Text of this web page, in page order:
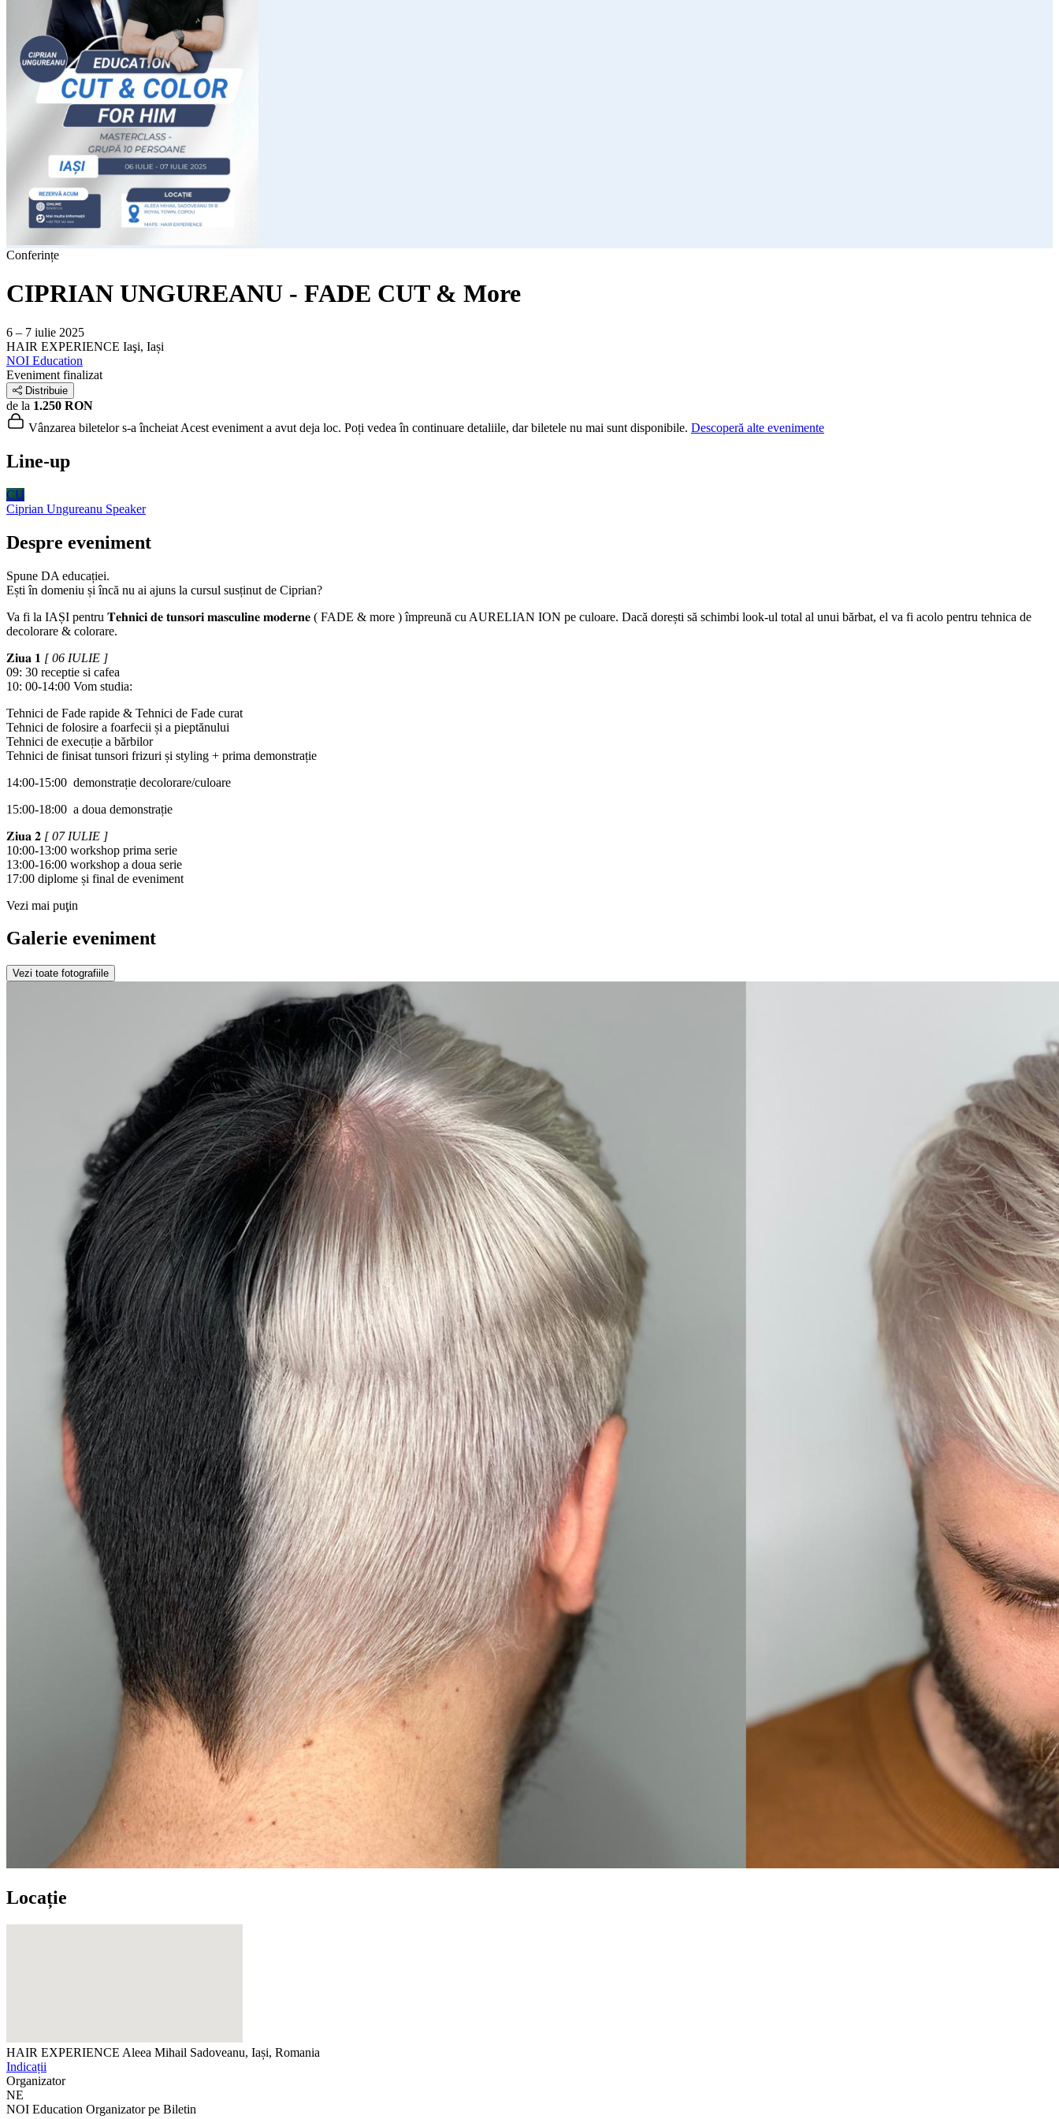
Conferințe
CIPRIAN UNGUREANU - FADE CUT & More
6 – 7 iulie 2025
HAIR EXPERIENCE Iaşi, Iași
NOI Education
Eveniment finalizat
Distribuie
de la 1.250 RON
Vânzarea biletelor s-a încheiat Acest eveniment a avut deja loc. Poți vedea în continuare detaliile, dar biletele nu mai sunt disponibile. Descoperă alte evenimente
Line-up
CU
Ciprian Ungureanu Speaker
Despre eveniment
Spune DA educației.
Ești în domeniu și încă nu ai ajuns la cursul susținut de Ciprian?
Va fi la IAȘI pentru 𝐓𝐞𝐡𝐧𝐢𝐜𝐢 𝐝𝐞 𝐭𝐮𝐧𝐬𝐨𝐫𝐢 𝐦𝐚𝐬𝐜𝐮𝐥𝐢𝐧𝐞 𝐦𝐨𝐝𝐞𝐫𝐧𝐞 ( FADE & more ) împreună cu AURELIAN ION pe culoare. Dacă dorești să schimbi look-ul total al unui bărbat, el va fi acolo pentru tehnica de
decolorare & colorare.
𝐙𝐢𝐮𝐚 𝟏 [ 06 IULIE ]
09: 30 receptie si cafea
10: 00-14:00 Vom studia:
Tehnici de Fade rapide & Tehnici de Fade curat
Tehnici de folosire a foarfecii și a pieptănului
Tehnici de execuție a bărbilor
Tehnici de finisat tunsori frizuri și styling + prima demonstrație
14:00-15:00 demonstrație decolorare/culoare
15:00-18:00 a doua demonstrație
𝐙𝐢𝐮𝐚 𝟐 [ 07 IULIE ]
10:00-13:00 workshop prima serie
13:00-16:00 workshop a doua serie
17:00 diplome și final de eveniment
Vezi mai puţin
Galerie eveniment
Vezi toate fotografiile
Locație
HAIR EXPERIENCE Aleea Mihail Sadoveanu, Iași, Romania
Indicații
Organizator
NE
NOI Education Organizator pe Biletin